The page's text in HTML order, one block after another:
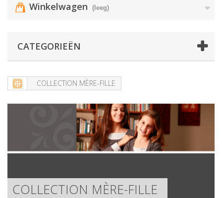
Winkelwagen (leeg)
CATEGORIEËN
COLLECTION MÈRE-FILLE
COLLECTION MÈRE-FILLE